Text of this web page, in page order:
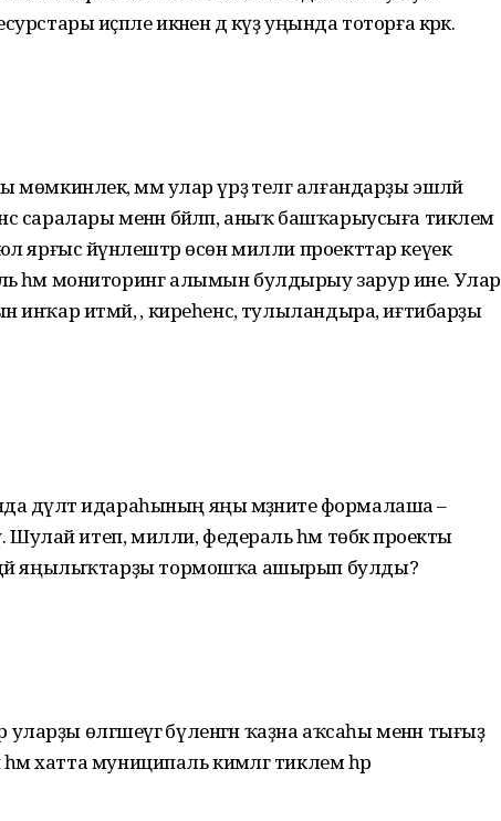
иҫәпле икәнен дә күҙ уңында тоторға кәрәк.
әммә улар үрҙә телгә алғандарҙы эшләй
саралары менән бәйләп, аныҡ башҡарыусыға тиклем
ярғыс йүнәлештәр өсөн милли проекттар кеүек
һәм мониторинг алымын булдырыу зарур ине. Улар
инҡар итмәй, ә, киреһенсә, тулыландыра, иғтибарҙы
дәүләт идараһының яңы мәҙәниәте формалаша –
Шулай итеп, милли, федераль һәм төбәк проекты
яңылыҡтарҙы тормошҡа ашырып булды?
уларҙы өлгәшеүгә бүленгән ҡаҙна аҡсаһы менән тығыҙ
һәм хатта муниципаль кимәлгә тиклем һәр